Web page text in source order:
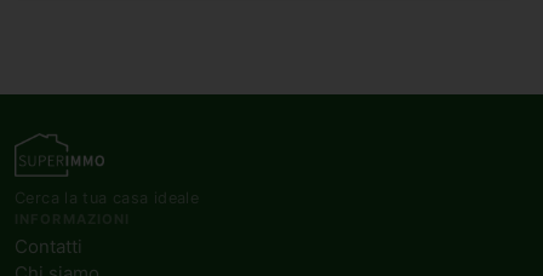
Cerca la tua casa ideale
Contatti